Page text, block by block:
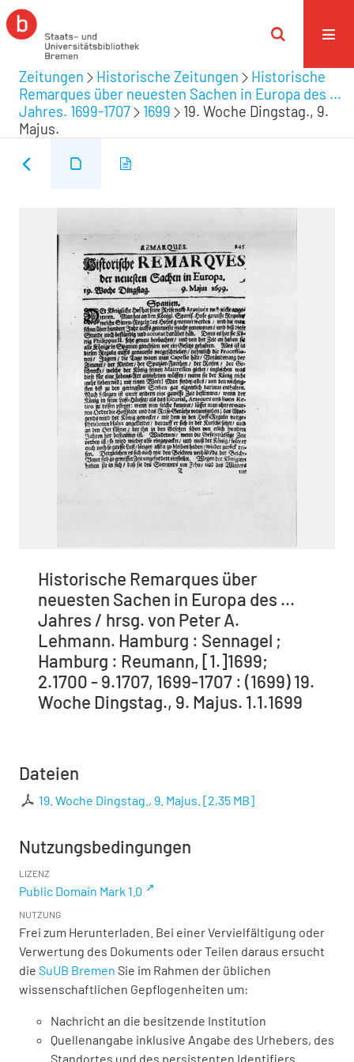
Zeitungen Historische Zeitungen
Historische
Remarques über neuesten Sachen in Europa des ...
Jahres. 1699-1707
1699
19. Woche Dingstag., 9.
Majus.
Historische Remarques über
neuesten Sachen in Europa des ...
Jahres / hrsg. von Peter A.
Lehmann. Hamburg : Sennagel ;
Hamburg : Reumann, [1.]1699;
2.1700 - 9.1707, 1699-1707 : (1699) 19.
Woche Dingstag., 9. Majus. 1.1.1699
Dateien
19. Woche Dingstag., 9. Majus. [2,35 MB]
Nutzungsbedingungen
LIZENZ
Public Domain Mark 1.0
NUTZUNG
Frei zum Herunterladen. Bei einer Vervielfältigung oder
Verwertung des Dokuments oder Teilen daraus ersucht
die SuUB Bremen Sie im Rahmen der üblichen
wissenschaftlichen Gepflogenheiten um:
Nachricht an die besitzende Institution
Quellenangabe inklusive Angabe des Urhebers, des
Standortes und des persistenten Identifiers